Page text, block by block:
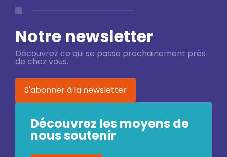
Notre newsletter
Découvrez ce qui se passe prochainement près
de chez vous.
S'abonner à la newsletter
Découvrez les moyens de
nous soutenir